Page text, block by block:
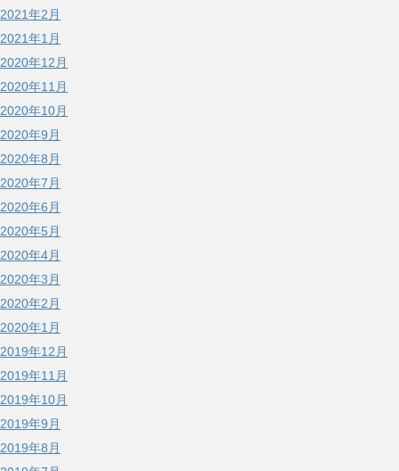
2021年2月
2021年1月
2020年12月
2020年11月
2020年10月
2020年9月
2020年8月
2020年7月
2020年6月
2020年5月
2020年4月
2020年3月
2020年2月
2020年1月
2019年12月
2019年11月
2019年10月
2019年9月
2019年8月